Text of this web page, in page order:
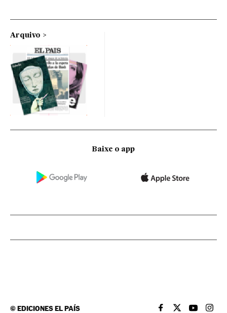
Arquivo
Baixe o app
©EDICIONES EL PAÍS EL PAÍS BRASIL EN
EL PAÍSEL PAÍS
EL